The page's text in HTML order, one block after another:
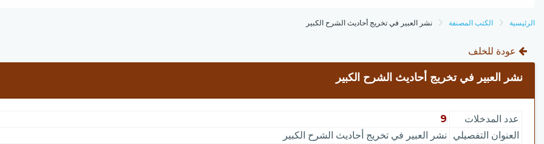
الرئيسية الكتب المصنفة نشر العبير في تخريج أحاديث الشرح الكبير
عودة للخلف
نشر العبير في تخريج أحاديث الشرح الكبير
عدد المدخلات
9
العنوان التفصيلي
نشر العبير في تخريج أحاديث الشرح الكبير